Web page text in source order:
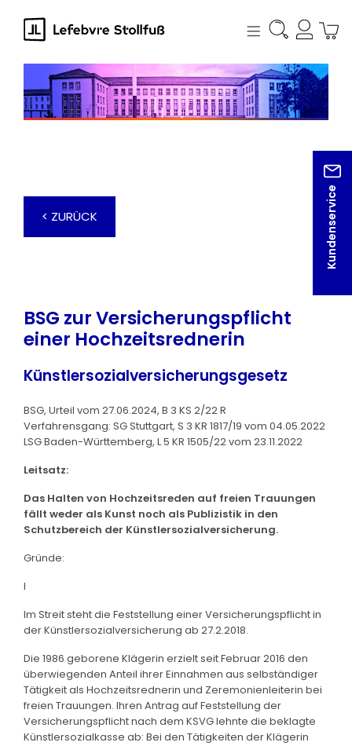
springen
Kundenservice
< ZURÜCK
BSG zur Versicherungspflicht
einer Hochzeitsrednerin
Künstlersozialversicherungsgesetz
BSG, Urteil vom 27.06.2024, B 3 KS 2/22 R
Verfahrensgang: SG Stuttgart, S 3 KR 1817/19 vom 04.05.2022
LSG Baden-Württemberg, L 5 KR 1505/22 vom 23.11.2022
Leitsatz:
Das Halten von Hochzeitsreden auf freien Trauungen
fällt weder als Kunst noch als Publizistik in den
Schutzbereich der Künstlersozialversicherung.
Gründe:
I
Im Streit steht die Feststellung einer Versicherungspflicht in
der Künstlersozialversicherung ab 27.2.2018.
Die 1986 geborene Klägerin erzielt seit Februar 2016 den
überwiegenden Anteil ihrer Einnahmen aus selbständiger
Tätigkeit als Hochzeitsrednerin und Zeremonienleiterin bei
freien Trauungen. Ihren Antrag auf Feststellung der
Versicherungspflicht nach dem KSVG lehnte die beklagte
Künstlersozialkasse ab: Bei den Tätigkeiten der Klägerin